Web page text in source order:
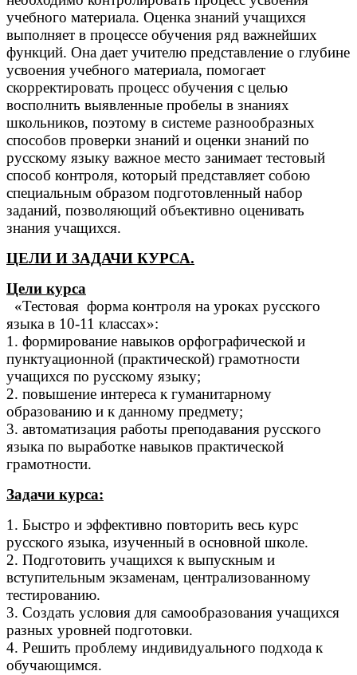
учебного материала. Оценка знаний учащихся
выполняет в процессе обучения ряд важнейших
функций. Она дает учителю представление о глубине
усвоения учебного материала, помогает
скорректировать процесс обучения с целью
восполнить выявленные пробелы в знаниях
школьников, поэтому в системе разнообразных
способов проверки знаний и оценки знаний по
русскому языку важное место занимает тестовый
способ контроля, который представляет собою
специальным образом подготовленный набор
заданий, позволяющий объективно оценивать
знания учащихся.
ЦЕЛИ И ЗАДАЧИ КУРСА.
Цели курса
«Тестовая форма контроля на уроках русского
языка в 10-11 классах»:
1. формирование навыков орфографической и
пунктуационной (практической) грамотности
учащихся по русскому языку;
2. повышение интереса к гуманитарному
образованию и к данному предмету;
3. автоматизация работы преподавания русского
языка по выработке навыков практической
грамотности.
Задачи курса:
1. Быстро и эффективно повторить весь курс
русского языка, изученный в основной школе.
2. Подготовить учащихся к выпускным и
вступительным экзаменам, централизованному
тестированию.
3. Создать условия для самообразования учащихся
разных уровней подготовки.
4. Решить проблему индивидуального подхода к
обучающимся.